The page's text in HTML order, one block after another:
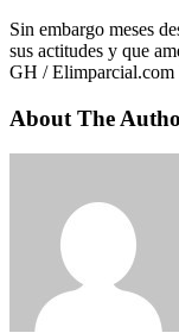
Sin embargo meses
sus actitudes y que
GH / Elimparcial.com
About The